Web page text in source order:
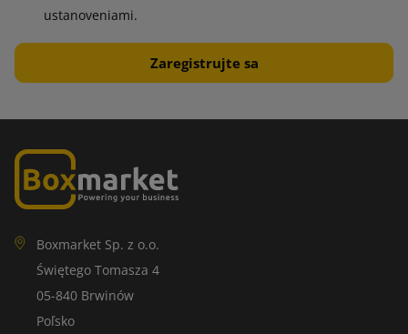
ustanoveniami.
Boxmarket Sp. z o.o.
Świętego Tomasza 4
05-840 Brwinów
Poľsko